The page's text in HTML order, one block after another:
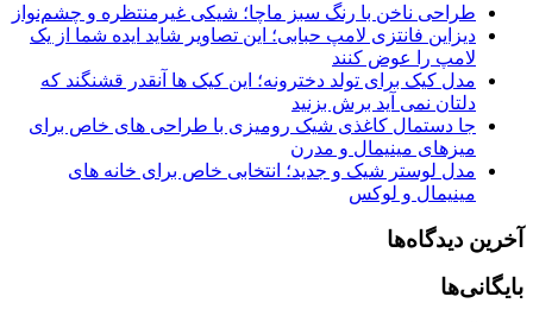
طراحی ناخن با رنگ سبز ماچا؛ شیکی غیرمنتظره و چشم‌نواز
دیزاین فانتزی لامپ حبابی؛ این تصاویر شاید ایده شما از یک
لامپ را عوض کنند
مدل کیک برای تولد دخترونه؛ این کیک ها آنقدر قشنگند که
دلتان نمی آید برش بزنید
جا دستمال کاغذی شیک رومیزی با طراحی های خاص برای
میزهای مینیمال و مدرن
مدل لوستر شیک و جدید؛ انتخابی خاص برای خانه های
مینیمال و لوکس
آخرین دیدگاه‌ها
بایگانی‌ها